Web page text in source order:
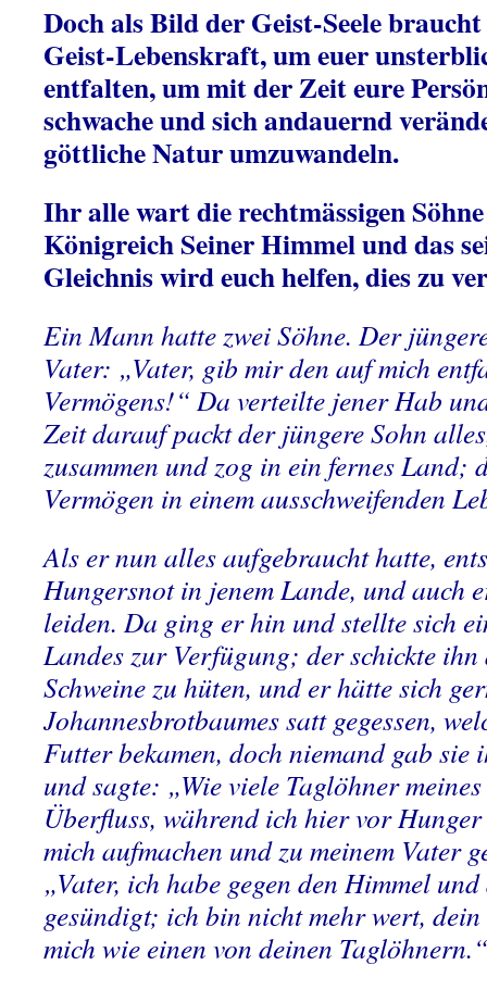
Doch als Bild der Geist-Seele
Geist-Lebenskraft, um euer
entfalten, um mit der Zeit eure
schwache und sich andauernd
göttliche Natur umzuwandeln.
Ihr alle wart die rechtmässigen
Königreich Seiner Himmel und das
Gleichnis wird euch helfen, dies zu
Ein Mann hatte zwei Söhne. Der
Vater: „Vater, gib mir den auf mich
Vermögens!“ Da verteilte jener Hab
Zeit darauf packt der jüngere Sohn
zusammen und zog in ein fernes Land;
Vermögen in einem ausschweifenden
Als er nun alles aufgebraucht hatte,
Hungersnot in jenem Lande, und auch
leiden. Da ging er hin und stellte sich
Landes zur Verfügung; der schickte ihn
Schweine zu hüten, und er hätte sich
Johannesbrotbaumes satt gegessen,
Futter bekamen, doch niemand gab
und sagte: „Wie viele Taglöhner
Überfluss, während ich hier vor
mich aufmachen und zu meinem Vater
„Vater, ich habe gegen den Himmel
gesündigt; ich bin nicht mehr wert,
mich wie einen von deinen Taglöhnern.“